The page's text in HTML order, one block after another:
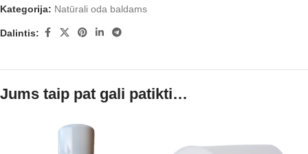
Kategorija: Natūrali oda baldams
Dalintis:
Jums taip pat gali patikti…